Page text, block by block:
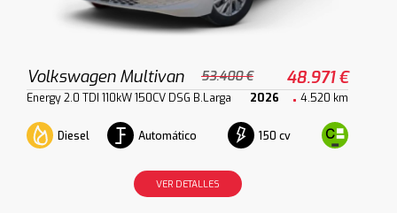
Volkswagen Multivan 53.400 € 48.971 €
Energy 2.0 TDI 110kW 150CV DSG B.Larga 2026 4.520 km
Diesel Automático 150 cv
VER DETALLES